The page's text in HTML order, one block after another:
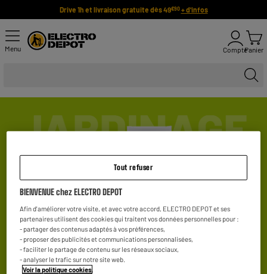
Drive 1h et livraison gratuite dès 49€90 + d'infos
Menu ComptePanier
Ici, pas de jardinage...Mais on a les bons outils pour
vous proposerdes prix bas
Tout refuser
BIENVENUE chez ELECTRO DEPOT
Afin d'améliorer votre visite, et avec votre accord, ELECTRO DEPOT et ses
partenaires utilisent des cookies qui traitent vos données personnelles pour :
- partager des contenus adaptés à vos préférences,
- proposer des publicités et communications personnalisées,
- faciliter le partage de contenu sur les réseaux sociaux,
- analyser le trafic sur notre site web.
Voir la politique cookies